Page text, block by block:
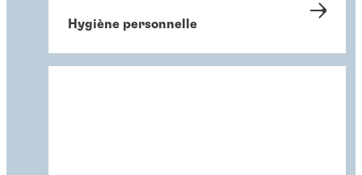
Hygiène personnelle